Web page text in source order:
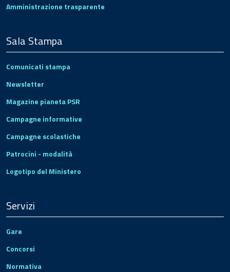
Amministrazione trasparente
Sala Stampa
Comunicati stampa
Newsletter
Magazine pianeta PSR
Campagne informative
Campagne scolastiche
Patrocini - modalità
Logotipo del Ministero
Servizi
Gare
Concorsi
Normativa